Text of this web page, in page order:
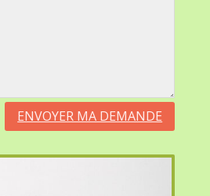
ENVOYER MA DEMANDE